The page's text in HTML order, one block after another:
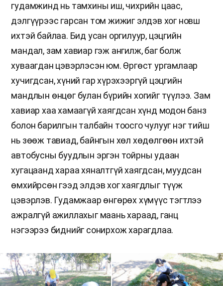
гудамжинд нь тамхины иш, чихрийн цаас,
дэлгүүрээс гарсан том жижиг элдэв хог новш
ихтэй байлаа. Бид усан оргилуур, цэцгийн
мандал, зам хавиар гэж ангилж, баг болж
хуваагдан цэвэрлэсэн юм. Өргөст ургамлаар
хучигдсан, хүний гар хүрэхээргүй цэцгийн
мандлын өнцөг булан бүрийн хогийг түүлээ. Зам
хавиар хаа хамаагүй хаягдсан хүнд модон банз
болон барилгын талбайн тоосго чулууг нэг тийш
нь зөөж тавиад, байнгын хөл хөдөлгөөн ихтэй
автобусны буудлын эргэн тойрны удаан
хугацаанд хараа хяналтгүй хаягдсан, муудсан
өмхийрсөн гээд элдэв хог хаягдлыг түүж
цэвэрлэв. Гудамжаар өнгөрөх хүмүүс тэгтлээ
ажралгүй ажиллахыг маань хараад, ганц
нэгээрээ биднийг сонирхож харагдлаа.